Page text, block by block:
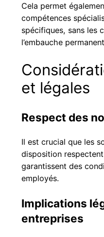
Cela permet
compétences
spécifiques, sans les
l’embauche
et légales
Respect des
Il est crucial que les
disposition
garantissent des
employés.
Implications
entreprises